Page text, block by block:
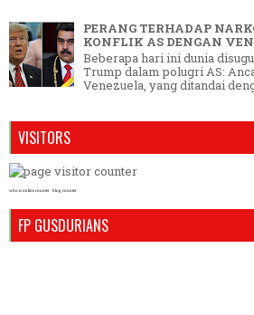
PERANG TERHADAP
KONFLIK AS DENGAN
Beberapa hari ini dunia
Trump dalam polugri AS:
Venezuela, yang ditandai
VISITORS
who is online counter blog counter
FP GUSDURIANS